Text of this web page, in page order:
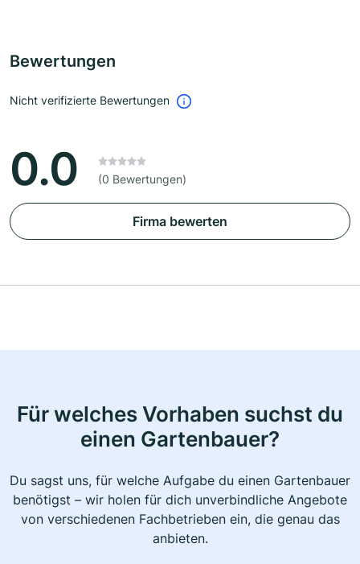
Bewertungen
Nicht verifizierte Bewertungen
0.0 (0 Bewertungen)
Firma bewerten
Für welches Vorhaben suchst du
einen Gartenbauer?
Du sagst uns, für welche Aufgabe du einen Gartenbauer
benötigst – wir holen für dich unverbindliche Angebote
von verschiedenen Fachbetrieben ein, die genau das
anbieten.